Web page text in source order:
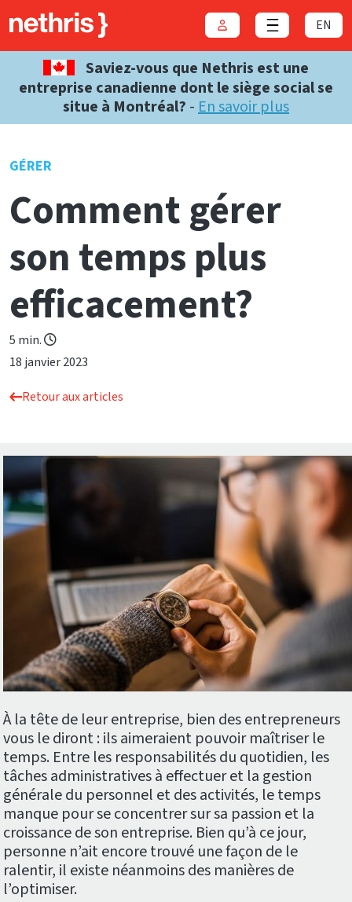
ConnexionClose menu
EN
Saviez-vous que Nethris est une
entreprise canadienne dont le siège social se
situe à Montréal? -En savoir plus
GÉRER
Comment gérer
son temps plus
efficacement?
5 min.
18 janvier 2023
Retour aux articles
À la tête de leur entreprise, bien des entrepreneurs
vous le diront : ils aimeraient pouvoir maîtriser le
temps. Entre les responsabilités du quotidien, les
tâches administratives à effectuer et la gestion
générale du personnel et des activités, le temps
manque pour se concentrer sur sa passion et la
croissance de son entreprise. Bien qu’à ce jour,
personne n’ait encore trouvé une façon de le
ralentir, il existe néanmoins des manières de
l’optimiser.